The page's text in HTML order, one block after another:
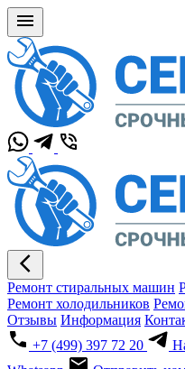
Ремонт стиральных машин
Ремонт холодильников
Отзывы Информация
+7 (499) 397 72 20